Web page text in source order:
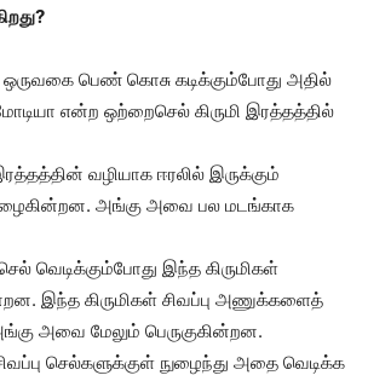
பெண் கொசு கடிக்கும்போது அதில்
என்ற ஒற்றைசெல் கிருமி இரத்தத்தில்
வழியாக ஈரலில் இருக்கும்
அங்கு அவை பல மடங்காக
வெடிக்கும்போது இந்த கிருமிகள்
இந்த கிருமிகள் சிவப்பு அணுக்களைத்
அவை மேலும் பெருகுகின்றன.
சிவப்பு செல்களுக்குள் நுழைந்து அதை வெடிக்க